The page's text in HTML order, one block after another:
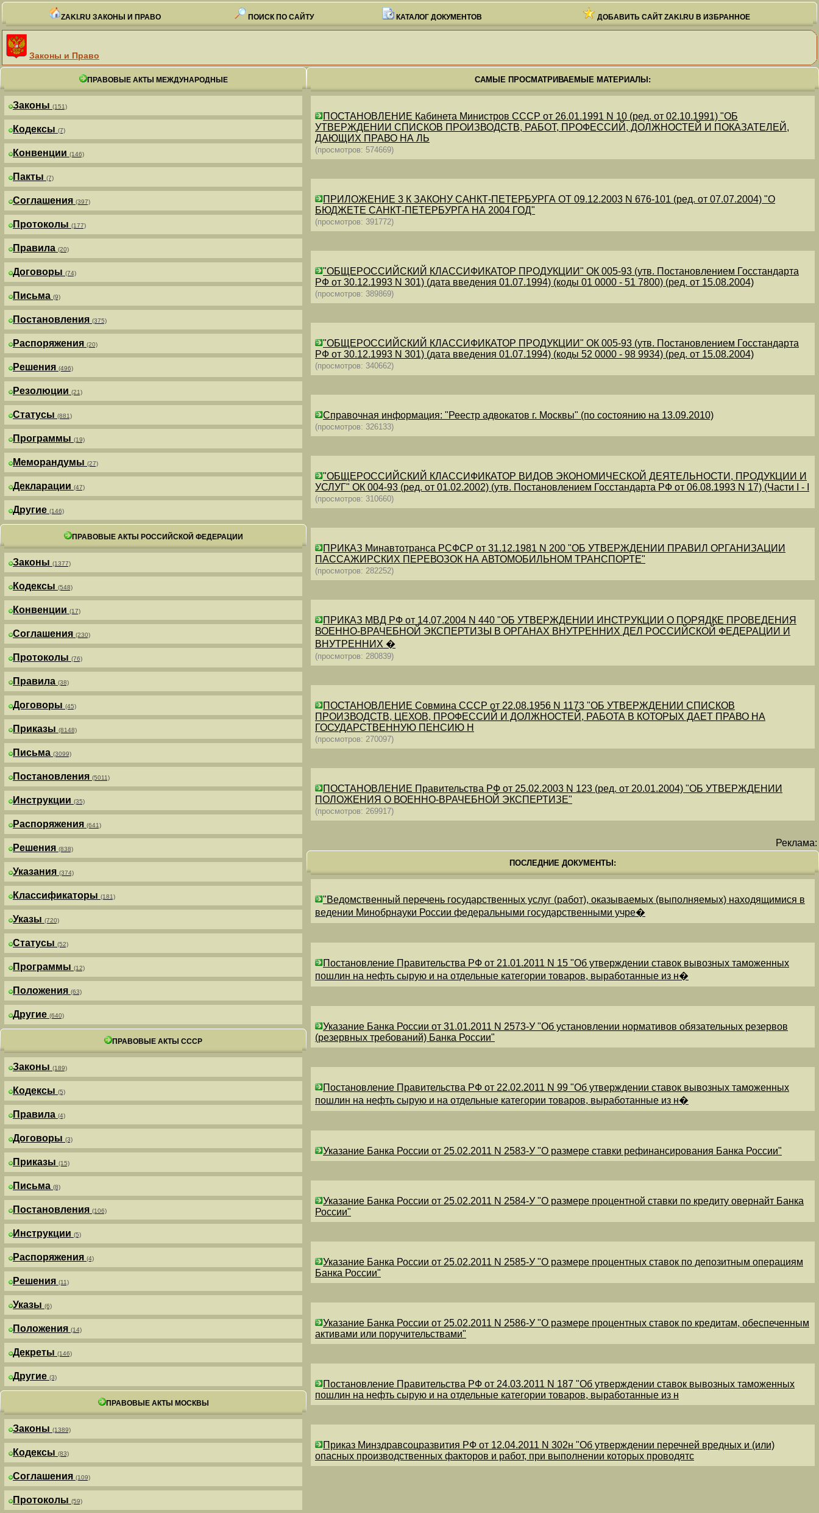
ZAKI.RU ЗАКОНЫ И ПРАВО ПОИСК ПО САЙТУ КАТАЛОГ ДОКУМЕНТОВ ДОБАВИТЬ САЙТ ZAKI.RU В ИЗБРАННОЕ
Законы и Право
ПРАВОВЫЕ АКТЫ МЕЖДУНАРОДНЫЕ
Законы (151)
Кодексы (7)
Конвенции (146)
Пакты (7)
Соглашения (397)
Протоколы (177)
Правила (20)
Договоры (74)
Письма (9)
Постановления (375)
Распоряжения (20)
Решения (496)
Резолюции (21)
Статусы (881)
Программы (19)
Меморандумы (27)
Декларации (47)
Другие (146)
ПРАВОВЫЕ АКТЫ РОССИЙСКОЙ ФЕДЕРАЦИИ
Законы (1377)
Кодексы (548)
Конвенции (17)
Соглашения (230)
Протоколы (76)
Правила (38)
Договоры (45)
Приказы (8148)
Письма (3099)
Постановления (5011)
Инструкции (35)
Распоряжения (641)
Решения (838)
Указания (374)
Классификаторы (181)
Указы (720)
Статусы (52)
Программы (12)
Положения (63)
Другие (640)
ПРАВОВЫЕ АКТЫ СССР
Законы (189)
Кодексы (5)
Правила (4)
Договоры (3)
Приказы (15)
Письма (8)
Постановления (106)
Инструкции (5)
Распоряжения (4)
Решения (11)
Указы (6)
Положения (14)
Декреты (146)
Другие (3)
ПРАВОВЫЕ АКТЫ МОСКВЫ
Законы (1389)
Кодексы (83)
Соглашения (109)
Протоколы (59)
САМЫЕ ПРОСМАТРИВАЕМЫЕ МАТЕРИАЛЫ:
ПОСТАНОВЛЕНИЕ Кабинета Министров СССР от 26.01.1991 N 10 (ред. от 02.10.1991) "ОБ
УТВЕРЖДЕНИИ СПИСКОВ ПРОИЗВОДСТВ, РАБОТ, ПРОФЕССИЙ, ДОЛЖНОСТЕЙ И ПОКАЗАТЕЛЕЙ,
ДАЮЩИХ ПРАВО НА ЛЬ
(просмотров: 574669)
ПРИЛОЖЕНИЕ 3 К ЗАКОНУ САНКТ-ПЕТЕРБУРГА ОТ 09.12.2003 N 676-101 (ред. от 07.07.2004) "О
БЮДЖЕТЕ САНКТ-ПЕТЕРБУРГА НА 2004 ГОД"
(просмотров: 391772)
"ОБЩЕРОССИЙСКИЙ КЛАССИФИКАТОР ПРОДУКЦИИ" ОК 005-93 (утв. Постановлением Госстандарта
РФ от 30.12.1993 N 301) (дата введения 01.07.1994) (коды 01 0000 - 51 7800) (ред. от 15.08.2004)
(просмотров: 389869)
"ОБЩЕРОССИЙСКИЙ КЛАССИФИКАТОР ПРОДУКЦИИ" ОК 005-93 (утв. Постановлением Госстандарта
РФ от 30.12.1993 N 301) (дата введения 01.07.1994) (коды 52 0000 - 98 9934) (ред. от 15.08.2004)
(просмотров: 340662)
Справочная информация: "Реестр адвокатов г. Москвы" (по состоянию на 13.09.2010)
(просмотров: 326133)
"ОБЩЕРОССИЙСКИЙ КЛАССИФИКАТОР ВИДОВ ЭКОНОМИЧЕСКОЙ ДЕЯТЕЛЬНОСТИ, ПРОДУКЦИИ И
УСЛУГ" ОК 004-93 (ред. от 01.02.2002) (утв. Постановлением Госстандарта РФ от 06.08.1993 N 17) (Части I - I
(просмотров: 310660)
ПРИКАЗ Минавтотранса РСФСР от 31.12.1981 N 200 "ОБ УТВЕРЖДЕНИИ ПРАВИЛ ОРГАНИЗАЦИИ
ПАССАЖИРСКИХ ПЕРЕВОЗОК НА АВТОМОБИЛЬНОМ ТРАНСПОРТЕ"
(просмотров: 282252)
ПРИКАЗ МВД РФ от 14.07.2004 N 440 "ОБ УТВЕРЖДЕНИИ ИНСТРУКЦИИ О ПОРЯДКЕ ПРОВЕДЕНИЯ
ВОЕННО-ВРАЧЕБНОЙ ЭКСПЕРТИЗЫ В ОРГАНАХ ВНУТРЕННИХ ДЕЛ РОССИЙСКОЙ ФЕДЕРАЦИИ И
ВНУТРЕННИХ �
(просмотров: 280839)
ПОСТАНОВЛЕНИЕ Совмина СССР от 22.08.1956 N 1173 "ОБ УТВЕРЖДЕНИИ СПИСКОВ
ПРОИЗВОДСТВ, ЦЕХОВ, ПРОФЕССИЙ И ДОЛЖНОСТЕЙ, РАБОТА В КОТОРЫХ ДАЕТ ПРАВО НА
ГОСУДАРСТВЕННУЮ ПЕНСИЮ Н
(просмотров: 270097)
ПОСТАНОВЛЕНИЕ Правительства РФ от 25.02.2003 N 123 (ред. от 20.01.2004) "ОБ УТВЕРЖДЕНИИ
ПОЛОЖЕНИЯ О ВОЕННО-ВРАЧЕБНОЙ ЭКСПЕРТИЗЕ"
(просмотров: 269917)
Реклама:
ПОСЛЕДНИЕ ДОКУМЕНТЫ:
"Ведомственный перечень государственных услуг (работ), оказываемых (выполняемых) находящимися в
ведении Минобрнауки России федеральными государственными учре�
Постановление Правительства РФ от 21.01.2011 N 15 "Об утверждении ставок вывозных таможенных
пошлин на нефть сырую и на отдельные категории товаров, выработанные из н�
Указание Банка России от 31.01.2011 N 2573-У "Об установлении нормативов обязательных резервов
(резервных требований) Банка России"
Постановление Правительства РФ от 22.02.2011 N 99 "Об утверждении ставок вывозных таможенных
пошлин на нефть сырую и на отдельные категории товаров, выработанные из н�
Указание Банка России от 25.02.2011 N 2583-У "О размере ставки рефинансирования Банка России"
Указание Банка России от 25.02.2011 N 2584-У "О размере процентной ставки по кредиту овернайт Банка
России"
Указание Банка России от 25.02.2011 N 2585-У "О размере процентных ставок по депозитным операциям
Банка России"
Указание Банка России от 25.02.2011 N 2586-У "О размере процентных ставок по кредитам, обеспеченным
активами или поручительствами"
Постановление Правительства РФ от 24.03.2011 N 187 "Об утверждении ставок вывозных таможенных
пошлин на нефть сырую и на отдельные категории товаров, выработанные из н
Приказ Минздравсоцразвития РФ от 12.04.2011 N 302н "Об утверждении перечней вредных и (или)
опасных производственных факторов и работ, при выполнении которых проводятс